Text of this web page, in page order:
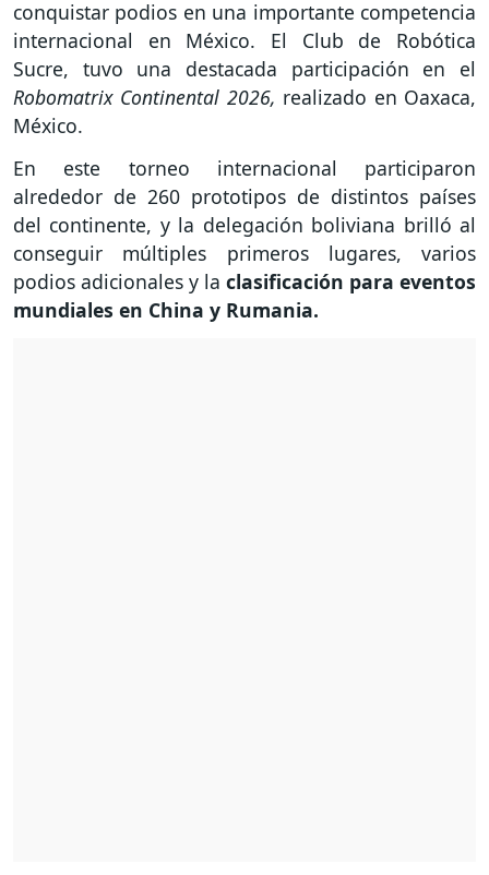
conquistar podios en una importante competencia
internacional en México. El Club de Robótica
Sucre, tuvo una destacada participación en el
Robomatrix Continental 2026, realizado en Oaxaca,
México.
En este torneo internacional participaron
alrededor de 260 prototipos de distintos países
del continente, y la delegación boliviana brilló al
conseguir múltiples primeros lugares, varios
podios adicionales y la clasificación para eventos
mundiales en China y Rumania.